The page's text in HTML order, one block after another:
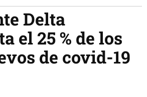
Delta
el 25 % de los
de covid-19